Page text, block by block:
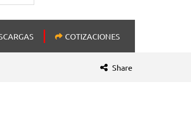
COTIZACIONES
Share